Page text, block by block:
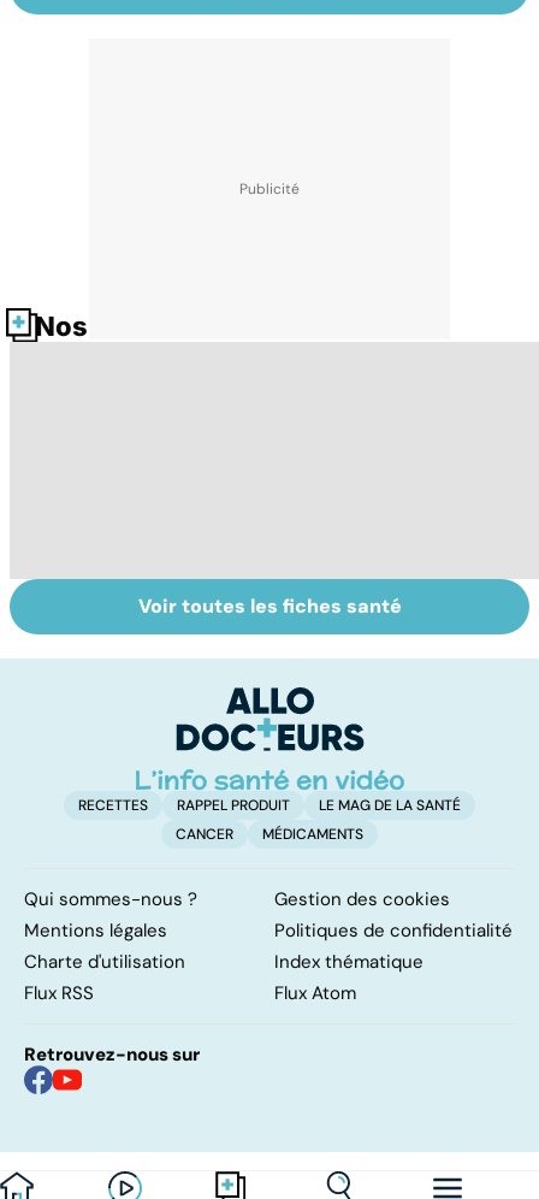
Nos fiches santé
Le lupus, une
maladie
Anémie :
symptômes,
traitements
Voir toutes les fiches santé
RECETTES RAPPEL PRODUIT
LE MAG DE LA SANTÉ
CANCER
MÉDICAMENTS
Qui sommes-nous ?
Gestion des cookies
Mentions légales
Politiques de confidentialité
Charte d'utilisation
Index thématique
Flux RSS
Flux Atom
Retrouvez-nous sur